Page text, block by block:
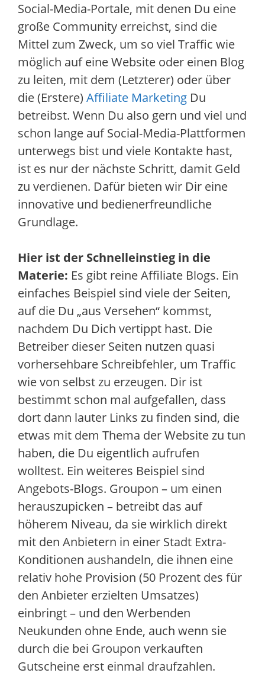
Social-Media-Portale, mit denen Du eine
große Community erreichst, sind die
Mittel zum Zweck, um so viel Traffic wie
möglich auf eine Website oder einen Blog
zu leiten, mit dem (Letzterer) oder über
die (Erstere) Affiliate Marketing Du
betreibst. Wenn Du also gern und viel und
schon lange auf Social-Media-Plattformen
unterwegs bist und viele Kontakte hast,
ist es nur der nächste Schritt, damit Geld
zu verdienen. Dafür bieten wir Dir eine
innovative und bedienerfreundliche
Grundlage.
Hier ist der Schnelleinstieg in die
Materie: Es gibt reine Affiliate Blogs. Ein
einfaches Beispiel sind viele der Seiten,
auf die Du „aus Versehen“ kommst,
nachdem Du Dich vertippt hast. Die
Betreiber dieser Seiten nutzen quasi
vorhersehbare Schreibfehler, um Traffic
wie von selbst zu erzeugen. Dir ist
bestimmt schon mal aufgefallen, dass
dort dann lauter Links zu finden sind, die
etwas mit dem Thema der Website zu tun
haben, die Du eigentlich aufrufen
wolltest. Ein weiteres Beispiel sind
Angebots-Blogs. Groupon – um einen
herauszupicken – betreibt das auf
höherem Niveau, da sie wirklich direkt
mit den Anbietern in einer Stadt Extra-
Konditionen aushandeln, die ihnen eine
relativ hohe Provision (50 Prozent des für
den Anbieter erzielten Umsatzes)
einbringt – und den Werbenden
Neukunden ohne Ende, auch wenn sie
durch die bei Groupon verkauften
Gutscheine erst einmal draufzahlen.